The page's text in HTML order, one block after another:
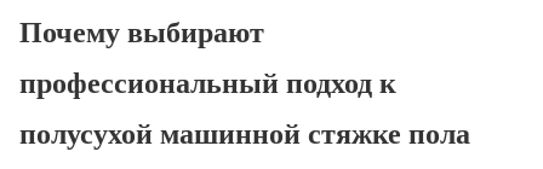
Почему выбирают
профессиональный подход к
полусухой машинной стяжке пола